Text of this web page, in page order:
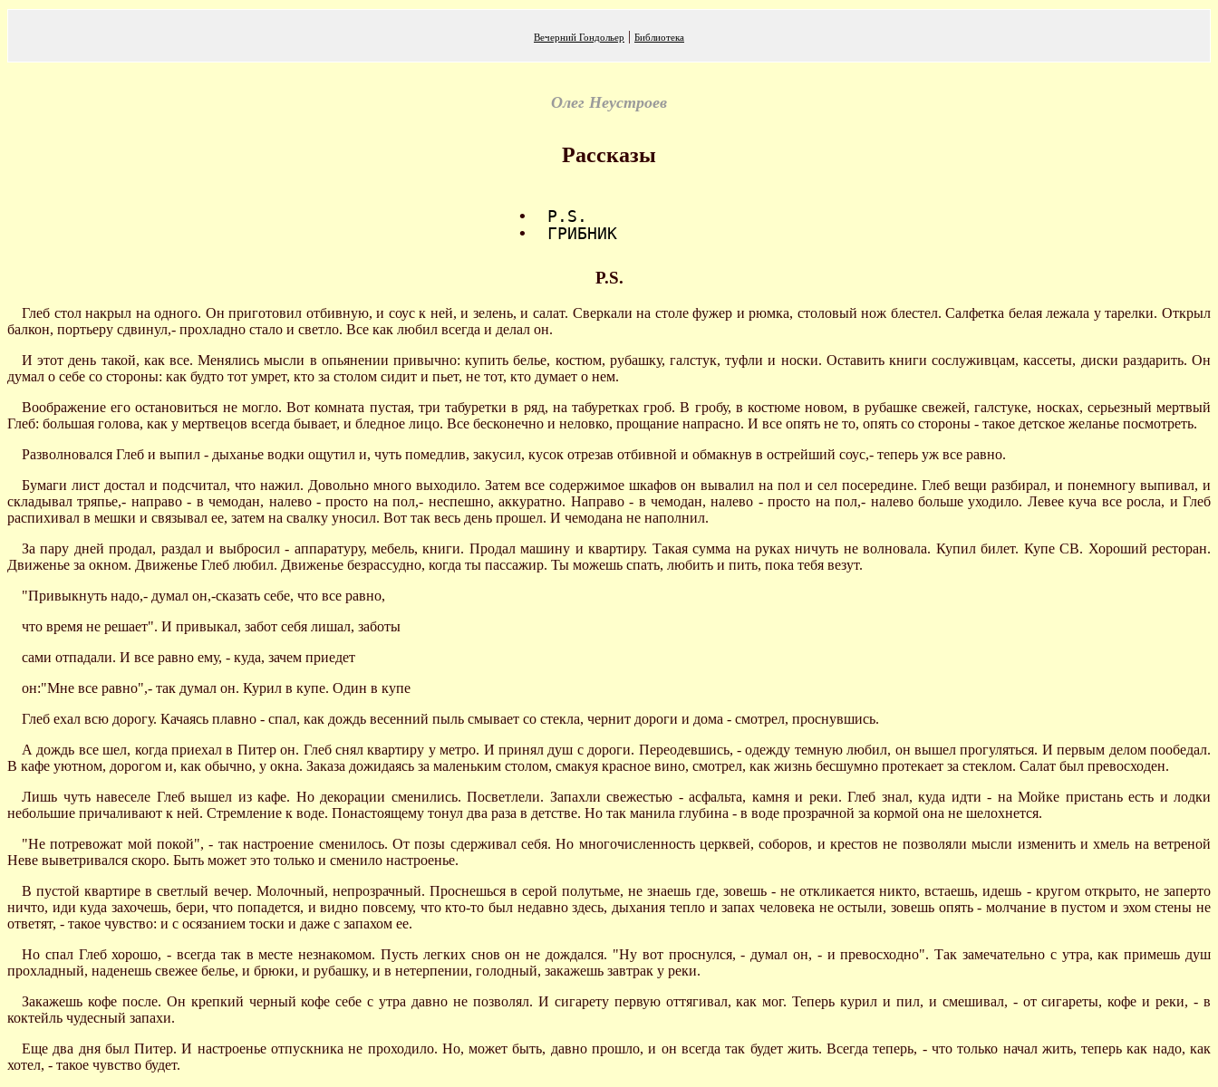
Вечерний Гондольер | Библиотека
Олег Неустроев
Рассказы
• P.S.
• ГРИБНИК
P.S.
Глеб стол накрыл на одного. Он приготовил отбивную, и соус к ней, и зелень, и салат. Сверкали на столе фужер и рюмка, столовый нож блестел. Салфетка белая лежала у тарелки. Открыл
балкон, портьеру сдвинул,- прохладно стало и светло. Все как любил всегда и делал он.
И этот день такой, как все. Менялись мысли в опьянении привычно: купить белье, костюм, рубашку, галстук, туфли и носки. Оставить книги сослуживцам, кассеты, диски раздарить. Он
думал о себе со стороны: как будто тот умрет, кто за столом сидит и пьет, не тот, кто думает о нем.
Воображение его остановиться не могло. Вот комната пустая, три табуретки в ряд, на табуретках гроб. В гробу, в костюме новом, в рубашке свежей, галстуке, носках, серьезный мертвый
Глеб: большая голова, как у мертвецов всегда бывает, и бледное лицо. Все бесконечно и неловко, прощание напрасно. И все опять не то, опять со стороны - такое детское желанье посмотреть.
Разволновался Глеб и выпил - дыханье водки ощутил и, чуть помедлив, закусил, кусок отрезав отбивной и обмакнув в острейший соус,- теперь уж все равно.
Бумаги лист достал и подсчитал, что нажил. Довольно много выходило. Затем все содержимое шкафов он вывалил на пол и сел посередине. Глеб вещи разбирал, и понемногу выпивал, и
складывал тряпье,- направо - в чемодан, налево - просто на пол,- неспешно, аккуратно. Направо - в чемодан, налево - просто на пол,- налево больше уходило. Левее куча все росла, и Глеб
распихивал в мешки и связывал ее, затем на свалку уносил. Вот так весь день прошел. И чемодана не наполнил.
За пару дней продал, раздал и выбросил - аппаратуру, мебель, книги. Продал машину и квартиру. Такая сумма на руках ничуть не волновала. Купил билет. Купе СВ. Хороший ресторан.
Движенье за окном. Движенье Глеб любил. Движенье безрассудно, когда ты пассажир. Ты можешь спать, любить и пить, пока тебя везут.
"Привыкнуть надо,- думал он,-сказать себе, что все равно,
что время не решает". И привыкал, забот себя лишал, заботы
сами отпадали. И все равно ему, - куда, зачем приедет
он:"Мне все равно",- так думал он. Курил в купе. Один в купе
Глеб ехал всю дорогу. Качаясь плавно - спал, как дождь весенний пыль смывает со стекла, чернит дороги и дома - смотрел, проснувшись.
А дождь все шел, когда приехал в Питер он. Глеб снял квартиру у метро. И принял душ с дороги. Переодевшись, - одежду темную любил, он вышел прогуляться. И первым делом пообедал.
В кафе уютном, дорогом и, как обычно, у окна. Заказа дожидаясь за маленьким столом, смакуя красное вино, смотрел, как жизнь бесшумно протекает за стеклом. Салат был превосходен.
Лишь чуть навеселе Глеб вышел из кафе. Но декорации сменились. Посветлели. Запахли свежестью - асфальта, камня и реки. Глеб знал, куда идти - на Мойке пристань есть и лодки
небольшие причаливают к ней. Стремление к воде. Понастоящему тонул два раза в детстве. Но так манила глубина - в воде прозрачной за кормой она не шелохнется.
"Не потревожат мой покой", - так настроение сменилось. От позы сдерживал себя. Но многочисленность церквей, соборов, и крестов не позволяли мысли изменить и хмель на ветреной
Неве выветривался скоро. Быть может это только и сменило настроенье.
В пустой квартире в светлый вечер. Молочный, непрозрачный. Проснешься в серой полутьме, не знаешь где, зовешь - не откликается никто, встаешь, идешь - кругом открыто, не заперто
ничто, иди куда захочешь, бери, что попадется, и видно повсему, что кто-то был недавно здесь, дыхания тепло и запах человека не остыли, зовешь опять - молчание в пустом и эхом стены не
ответят, - такое чувство: и с осязанием тоски и даже с запахом ее.
Но спал Глеб хорошо, - всегда так в месте незнакомом. Пусть легких снов он не дождался. "Ну вот проснулся, - думал он, - и превосходно". Так замечательно с утра, как примешь душ
прохладный, наденешь свежее белье, и брюки, и рубашку, и в нетерпении, голодный, закажешь завтрак у реки.
Закажешь кофе после. Он крепкий черный кофе себе с утра давно не позволял. И сигарету первую оттягивал, как мог. Теперь курил и пил, и смешивал, - от сигареты, кофе и реки, - в
коктейль чудесный запахи.
Еще два дня был Питер. И настроенье отпускника не проходило. Но, может быть, давно прошло, и он всегда так будет жить. Всегда теперь, - что только начал жить, теперь как надо, как
хотел, - такое чувство будет.